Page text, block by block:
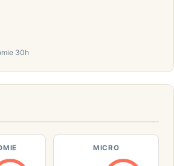
30h
MICRO